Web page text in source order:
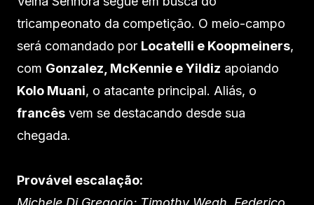
tricampeonato da competição. O meio-campo
será comandado por Locatelli e Koopmeiners,
com Gonzalez, McKennie e Yildiz apoiando
Kolo Muani, o atacante principal. Aliás, o
francês vem se destacando desde sua
chegada.
Provável escalação: